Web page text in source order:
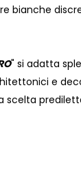
bianche
" si adatta
e